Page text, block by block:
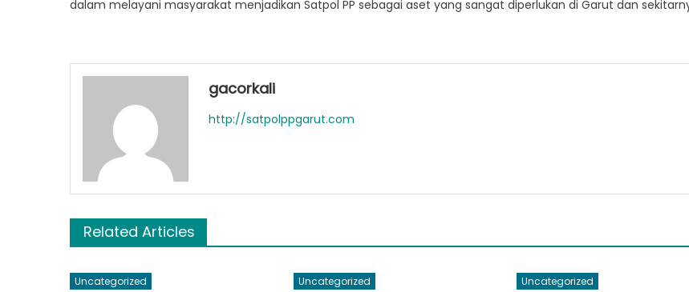
dalam melayani masyarakat menjadikan Satpol PP sebagai aset yang sangat diperlukan di Garut dan
gacorkali
http://satpolppgarut.com
Related Articles
Uncategorized Uncategorized Uncategorized